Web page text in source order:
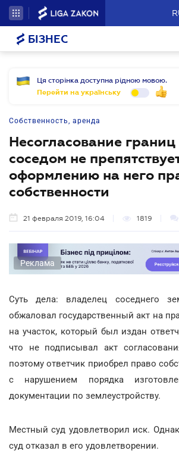
БІЗНЕС
Ця сторінка доступна рідною мовою.
Перейти на українську
Собственность, аренда
Несогласование границ
соседом не
оформлению на него
собственности
21 февраля 2019, 16:04 1819
Реклама
Суть дела: владелец соседнего
обжаловал государственный акт на
на участок, который был издан
что не подписывал акт
поэтому ответчик приобрел право
с нарушением порядка
документации по землеустройству.
Местный суд удовлетворил иск.
суд отказал в его удовлетворении.